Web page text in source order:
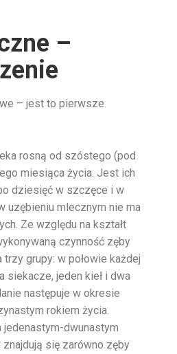
–
– jest to pierwsze
rosną od szóstego (pod
miesiąca życia. Jest ich
dziesięć w szczęce i w
uzębieniu mlecznym nie ma
Ze względu na kształt
czynność zęby
grupy: w połowie każdej
jeden kieł i dwa
następuje w okresie
rokiem życia.
dwunastym
się zarówno zęby